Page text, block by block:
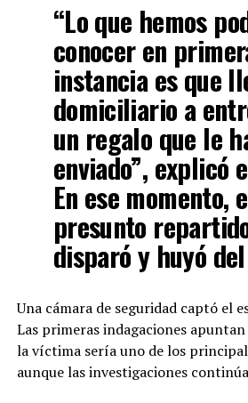
“Lo que hemos
conocer en
instancia es que
domiciliario a
un regalo que le
enviado”, explicó
En ese momento,
presunto
disparó y huyó
Una cámara de seguridad captó el
Las primeras indagaciones apuntan
la víctima sería uno de los
aunque las investigaciones